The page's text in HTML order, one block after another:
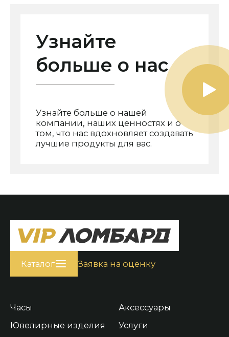
Узнайте
больше о нас
Узнайте больше о нашей
компании, наших ценностях и о
том, что нас вдохновляет создавать
лучшие продукты для вас.
Каталог Заявка на оценку
Часы
Ювелирные изделия
Аксессуары
Услуги